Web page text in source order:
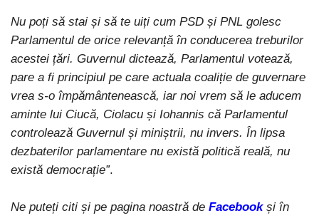
Nu poți să stai și să te uiți cum PSD și PNL golesc
Parlamentul de orice relevanță în conducerea treburilor
acestei țări. Guvernul dictează, Parlamentul votează,
pare a fi principiul pe care actuala coaliție de guvernare
vrea s-o împământenească, iar noi vrem să le aducem
aminte lui Ciucă, Ciolacu și Iohannis că Parlamentul
controlează Guvernul și miniștrii, nu invers. În lipsa
dezbaterilor parlamentare nu există politică reală, nu
există democrație”.
Ne puteți citi și pe pagina noastră de Facebook și în